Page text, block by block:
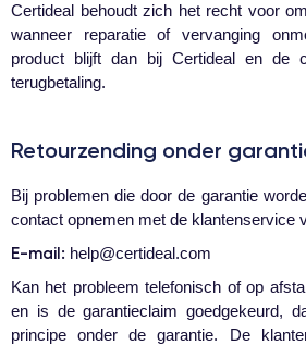
Certideal behoudt zich het recht voor
wanneer reparatie of vervanging
product blijft dan bij Certideal en de
terugbetaling.
Retourzending onder
Bij problemen die door de garantie
contact opnemen met de klantenservice
E-mail: help@certideal.com
Kan het probleem telefonisch of op
en is de garantieclaim goedgekeurd,
principe onder de garantie. De